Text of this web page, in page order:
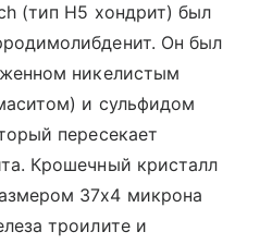
(тип Н5 хондрит) был
Он был
никелистым
и сульфидом
пересекает
Крошечный кристалл
37х4 микрона
троилите и